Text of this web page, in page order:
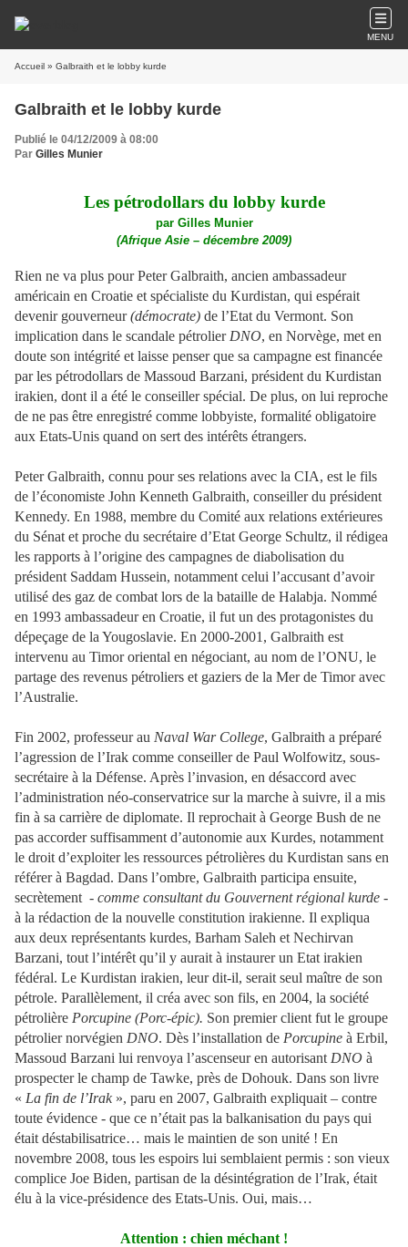
MENU
Accueil » Galbraith et le lobby kurde
Galbraith et le lobby kurde
Publié le 04/12/2009 à 08:00
Par Gilles Munier
Les pétrodollars du lobby kurde
par Gilles Munier
(Afrique Asie – décembre 2009)
Rien ne va plus pour Peter Galbraith, ancien ambassadeur
américain en Croatie et spécialiste du Kurdistan, qui espérait
devenir gouverneur(démocrate) de l’Etat du Vermont. Son
implication dans le scandale pétrolier DNO, en Norvège, met en
doute son intégrité et laisse penser que sa campagne est financée
par les pétrodollars de Massoud Barzani, président du Kurdistan
irakien, dont il a été le conseiller spécial. De plus, on lui reproche
de ne pas être enregistré comme lobbyiste, formalité obligatoire
aux Etats-Unis quand on sert des intérêts étrangers.
Peter Galbraith, connu pour ses relations avec la CIA, est le fils
de l’économiste John Kenneth Galbraith, conseiller du président
Kennedy. En 1988, membre du Comité aux relations extérieures
du Sénat et proche du secrétaire d’Etat George Schultz, il rédigea
les rapports à l’origine des campagnes de diabolisation du
président Saddam Hussein, notamment celui l’accusant d’avoir
utilisé des gaz de combat lors de la bataille de Halabja. Nommé
en 1993 ambassadeur en Croatie, il fut un des protagonistes du
dépeçage de la Yougoslavie. En 2000-2001, Galbraith est
intervenu au Timor oriental en négociant, au nom de l’ONU, le
partage des revenus pétroliers et gaziers de la Mer de Timor avec
l’Australie.
Fin 2002, professeur au Naval War College, Galbraith a préparé
l’agression de l’Irak comme conseiller de Paul Wolfowitz, sous-
secrétaire à la Défense. Après l’invasion, en désaccord avec
l’administration néo-conservatrice sur la marche à suivre, il a mis
fin à sa carrière de diplomate. Il reprochait à George Bush de ne
pas accorder suffisamment d’autonomie aux Kurdes, notamment
le droit d’exploiter les ressources pétrolières du Kurdistan sans en
référer à Bagdad. Dans l’ombre, Galbraith participa ensuite,
secrètement - comme consultant du Gouvernent régional kurde -
à la rédaction de la nouvelle constitution irakienne. Il expliqua
aux deux représentants kurdes, Barham Saleh et Nechirvan
Barzani, tout l’intérêt qu’il y aurait à instaurer un Etat irakien
fédéral. Le Kurdistan irakien, leur dit-il, serait seul maître de son
pétrole. Parallèlement, il créa avec son fils, en 2004, la société
pétrolière Porcupine (Porc-épic). Son premier client fut le groupe
pétrolier norvégien DNO. Dès l’installation de Porcupine à Erbil,
Massoud Barzani lui renvoya l’ascenseur en autorisant DNO à
prospecter le champ de Tawke, près de Dohouk. Dans son livre
« La fin de l’Irak», paru en 2007, Galbraith expliquait – contre
toute évidence - que ce n’était pas la balkanisation du pays qui
était déstabilisatrice… mais le maintien de son unité ! En
novembre 2008, tous les espoirs lui semblaient permis : son vieux
complice Joe Biden, partisan de la désintégration de l’Irak, était
élu à la vice-présidence des Etats-Unis. Oui, mais…
Attention : chien méchant !